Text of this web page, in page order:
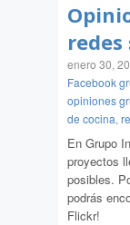
redes
enero 30,
Facebook
opiniones
de cocina,
En Grupo
proyectos
posibles.
podrás
Flickr!